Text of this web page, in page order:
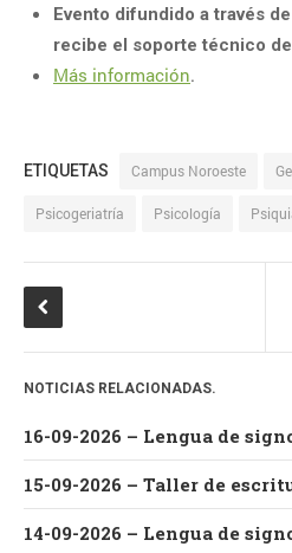
Categorías
ENTRADAS RECIENTES
16-09-2026 – Lengua de signos
con discapacidad auditiva
15-09-2026 – Taller de
14-10-2026 – Clases de
Lenguaje y Cultura Coreana –
Nivel Básico – Parte I
y la Música de Raíz en el
Evento difundido a través
recibe el soporte técnico
Más información.
ETIQUETAS Campus Noroeste
Psicogeriatría Psicología
NOTICIAS RELACIONADAS.